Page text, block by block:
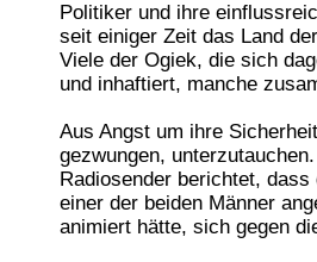
Politiker und ihre
seit einiger Zeit das Land
Viele der Ogiek, die sich
und inhaftiert, manche
Aus Angst um ihre
gezwungen,
Radiosender berichtet,
einer der beiden Männer
animiert hätte, sich gegen